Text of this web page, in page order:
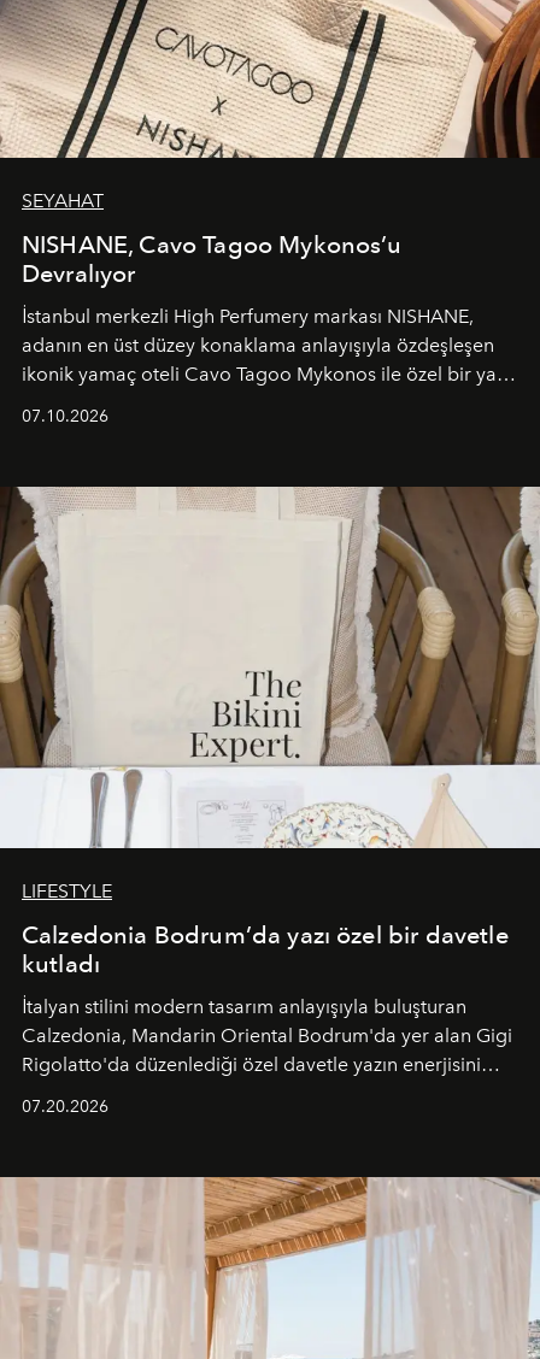
SEYAHAT
NISHANE, Cavo Tagoo Mykonos’u
Devralıyor
İstanbul merkezli High Perfumery markası NISHANE,
adanın en üst düzey konaklama anlayışıyla özdeşleşen
ikonik yamaç oteli Cavo Tagoo Mykonos ile özel bir yaz
buluşturarak markanın Cavo Tagoo’daki varlığını
sürükleyici ve mevsime özel bir deneyime dönüştürüyor.
07.10.2026
LIFESTYLE
Calzedonia Bodrum’da yazı özel bir davetle
kutladı
İtalyan stilini modern tasarım anlayışıyla buluşturan
Calzedonia, Mandarin Oriental Bodrum'da yer alan Gigi
Rigolatto'da düzenlediği özel davetle yazın enerjisini
07.20.2026